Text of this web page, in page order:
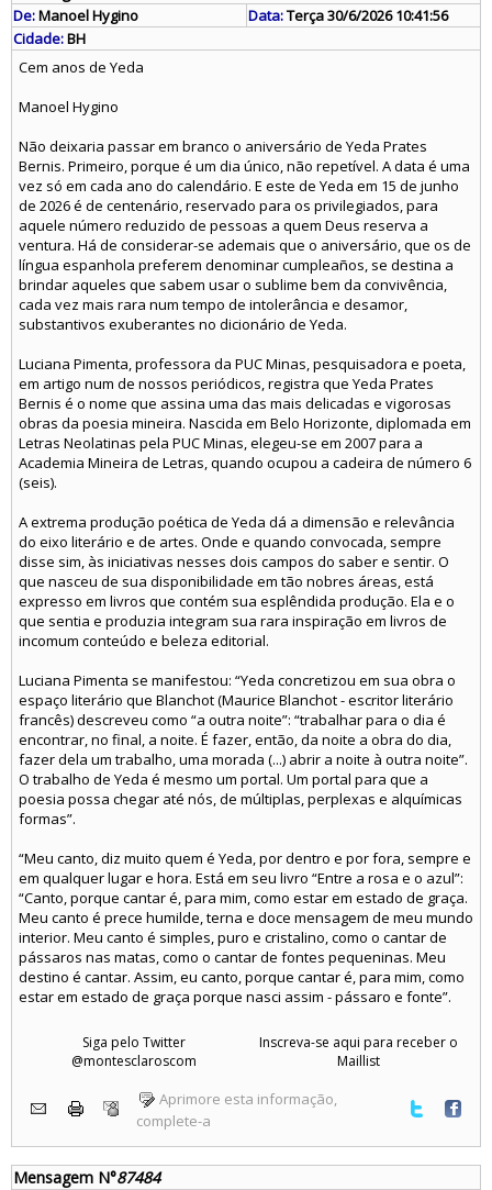
De:Manoel Hygino Data:Terça 30/6/2026 10:41:56
Cidade:BH
Cem anos de Yeda
Manoel Hygino
Não deixaria passar em branco o aniversário de Yeda Prates
Bernis. Primeiro, porque é um dia único, não repetível. A data é uma
vez só em cada ano do calendário. E este de Yeda em 15 de junho
de 2026 é de centenário, reservado para os privilegiados, para
aquele número reduzido de pessoas a quem Deus reserva a
ventura. Há de considerar-se ademais que o aniversário, que os de
língua espanhola preferem denominar cumpleaños, se destina a
brindar aqueles que sabem usar o sublime bem da convivência,
cada vez mais rara num tempo de intolerância e desamor,
substantivos exuberantes no dicionário de Yeda.
Luciana Pimenta, professora da PUC Minas, pesquisadora e poeta,
em artigo num de nossos periódicos, registra que Yeda Prates
Bernis é o nome que assina uma das mais delicadas e vigorosas
obras da poesia mineira. Nascida em Belo Horizonte, diplomada em
Letras Neolatinas pela PUC Minas, elegeu-se em 2007 para a
Academia Mineira de Letras, quando ocupou a cadeira de número 6
(seis).
A extrema produção poética de Yeda dá a dimensão e relevância
do eixo literário e de artes. Onde e quando convocada, sempre
disse sim, às iniciativas nesses dois campos do saber e sentir. O
que nasceu de sua disponibilidade em tão nobres áreas, está
expresso em livros que contém sua esplêndida produção. Ela e o
que sentia e produzia integram sua rara inspiração em livros de
incomum conteúdo e beleza editorial.
Luciana Pimenta se manifestou: “Yeda concretizou em sua obra o
espaço literário que Blanchot (Maurice Blanchot - escritor literário
francês) descreveu como “a outra noite”: “trabalhar para o dia é
encontrar, no final, a noite. É fazer, então, da noite a obra do dia,
fazer dela um trabalho, uma morada (...) abrir a noite à outra noite”.
O trabalho de Yeda é mesmo um portal. Um portal para que a
poesia possa chegar até nós, de múltiplas, perplexas e alquímicas
formas”.
“Meu canto, diz muito quem é Yeda, por dentro e por fora, sempre e
em qualquer lugar e hora. Está em seu livro “Entre a rosa e o azul”:
“Canto, porque cantar é, para mim, como estar em estado de graça.
Meu canto é prece humilde, terna e doce mensagem de meu mundo
interior. Meu canto é simples, puro e cristalino, como o cantar de
pássaros nas matas, como o cantar de fontes pequeninas. Meu
destino é cantar. Assim, eu canto, porque cantar é, para mim, como
estar em estado de graça porque nasci assim - pássaro e fonte”.
Siga pelo Twitter
@montesclaroscom
Inscreva-se aqui para receber o
Maillist
Aprimore esta informação,
complete-a
Mensagem N°87484